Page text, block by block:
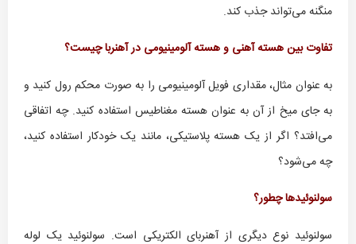
منگنه می‌تواند جذب کند.
تفاوت بین هسته آهنی و هسته آلومینیومی در آهنربا چیست؟
به عنوان مثال، مقداری فویل آلومینیومی را به صورت محکم رول کنید و
به جای میخ از آن به عنوان هسته مغناطیس استفاده کنید. چه اتفاقی
می‌افتد؟ اگر از یک هسته پلاستیکی، مانند یک خودکار استفاده کنید،
چه می‌شود؟
سولنوئیدها چطور؟
سولنوئید نوع دیگری از آهنربای الکتریکی است. سولنوئید یک لوله